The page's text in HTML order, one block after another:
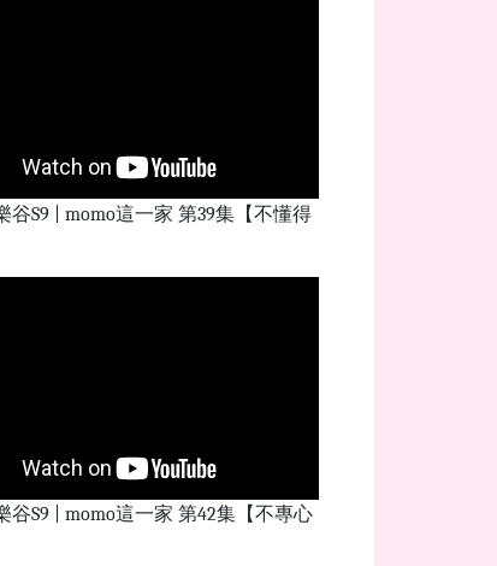
谷S9 | momo這一家 第39集【不懂得
谷S9 | momo這一家 第42集【不專心